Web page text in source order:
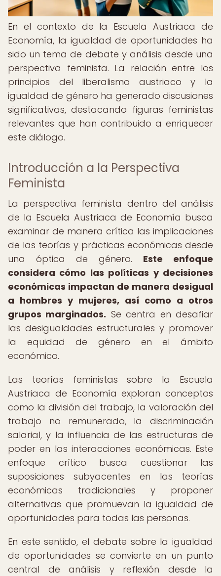
En el contexto de la Escuela Austriaca de
Economía, la igualdad de oportunidades ha
sido un tema de debate y análisis desde una
perspectiva feminista. La relación entre los
principios del liberalismo austriaco y la
igualdad de género ha generado discusiones
significativas, destacando figuras feministas
relevantes que han contribuido a enriquecer
este diálogo.
Introducción a la Perspectiva
Feminista
La perspectiva feminista dentro del análisis
de la Escuela Austriaca de Economía busca
examinar de manera crítica las implicaciones
de las teorías y prácticas económicas desde
una óptica de género. Este enfoque
considera cómo las políticas y decisiones
económicas impactan de manera desigual
a hombres y mujeres, así como a otros
grupos marginados. Se centra en desafiar
las desigualdades estructurales y promover
la equidad de género en el ámbito
económico.
Las teorías feministas sobre la Escuela
Austriaca de Economía exploran conceptos
como la división del trabajo, la valoración del
trabajo no remunerado, la discriminación
salarial, y la influencia de las estructuras de
poder en las interacciones económicas. Este
enfoque crítico busca cuestionar las
suposiciones subyacentes en las teorías
económicas tradicionales y proponer
alternativas que promuevan la igualdad de
oportunidades para todas las personas.
En este sentido, el debate sobre la igualdad
de oportunidades se convierte en un punto
central de análisis y reflexión desde la